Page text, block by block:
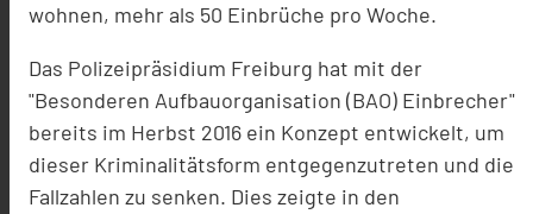
wohnen, mehr als 50 Einbrüche pro Woche.
Das Polizeipräsidium Freiburg hat mit der
"Besonderen Aufbauorganisation (BAO) Einbrecher"
bereits im Herbst 2016 ein Konzept entwickelt, um
dieser Kriminalitätsform entgegenzutreten und die
Fallzahlen zu senken. Dies zeigte in den